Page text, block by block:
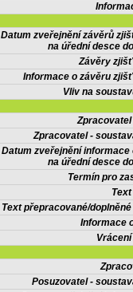
Datum zveřejnění závěrů
na úřední desce
Závěry
Informace o závěru
Vliv na
Zpracovatel -
Datum zveřejnění informace
na úřední desce
Termín pro
Text přepracované/
Informace
Posuzovatel -